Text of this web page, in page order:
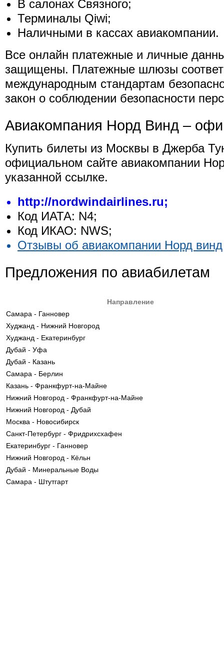
В салонах Связного;
Терминалы Qiwi;
Наличными в кассах авиакомпании.
Все онлайн платежные и личные
защищены. Платежные шлюзы
международным стандартам
закон о соблюдении безопасности
Авиакомпания Норд Винд –
Купить билеты из Москвы в Джерба
официальном сайте авиакомпании
указанной ссылке.
http://nordwindairlines.ru;
Код ИАТА: N4;
Код ИКАО: NWS;
Отзывы об авиакомпании Норд винд
Предложения по авиабилетам
Направление
Самара - Ганновер
Худжанд - Нижний Новгород
Худжанд - Екатеринбург
Дубай - Уфа
Дубай - Казань
Самара - Берлин
Казань - Франкфурт-на-Майне
Нижний Новгород - Франкфурт-на-Майне
Нижний Новгород - Дубай
Москва - Новосибирск
Санкт-Петербург - Фридрихсхафен
Екатеринбург - Ганновер
Нижний Новгород - Кёльн
Дубай - Минеральные Воды
Самара - Штутгарт